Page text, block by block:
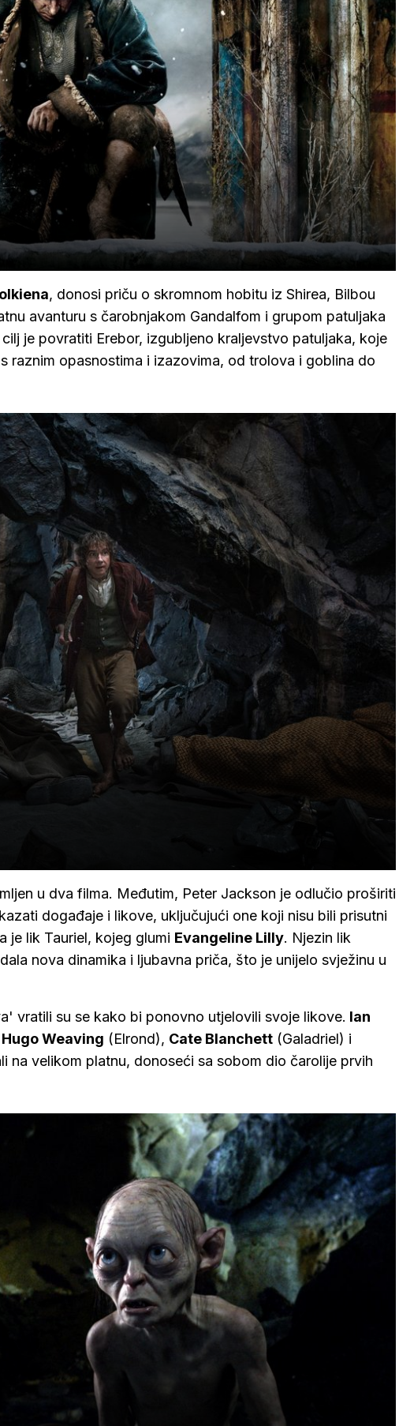
, donosi priču o skromnom hobitu iz Shirea, Bilbou
avanturu s čarobnjakom Gandalfom i grupom patuljaka
je povratiti Erebor, izgubljeno kraljevstvo patuljaka, koje
raznim opasnostima i izazovima, od trolova i goblina do
u dva filma. Međutim, Peter Jackson je odlučio proširiti
događaje i likove, uključujući one koji nisu bili prisutni
je lik Tauriel, kojeg glumi Evangeline Lilly. Njezin lik
nova dinamika i ljubavna priča, što je unijelo svježinu u
vratili su se kako bi ponovno utjelovili svoje likove. Ian
Hugo Weaving (Elrond), Cate Blanchett (Galadriel) i
na velikom platnu, donoseći sa sobom dio čarolije prvih